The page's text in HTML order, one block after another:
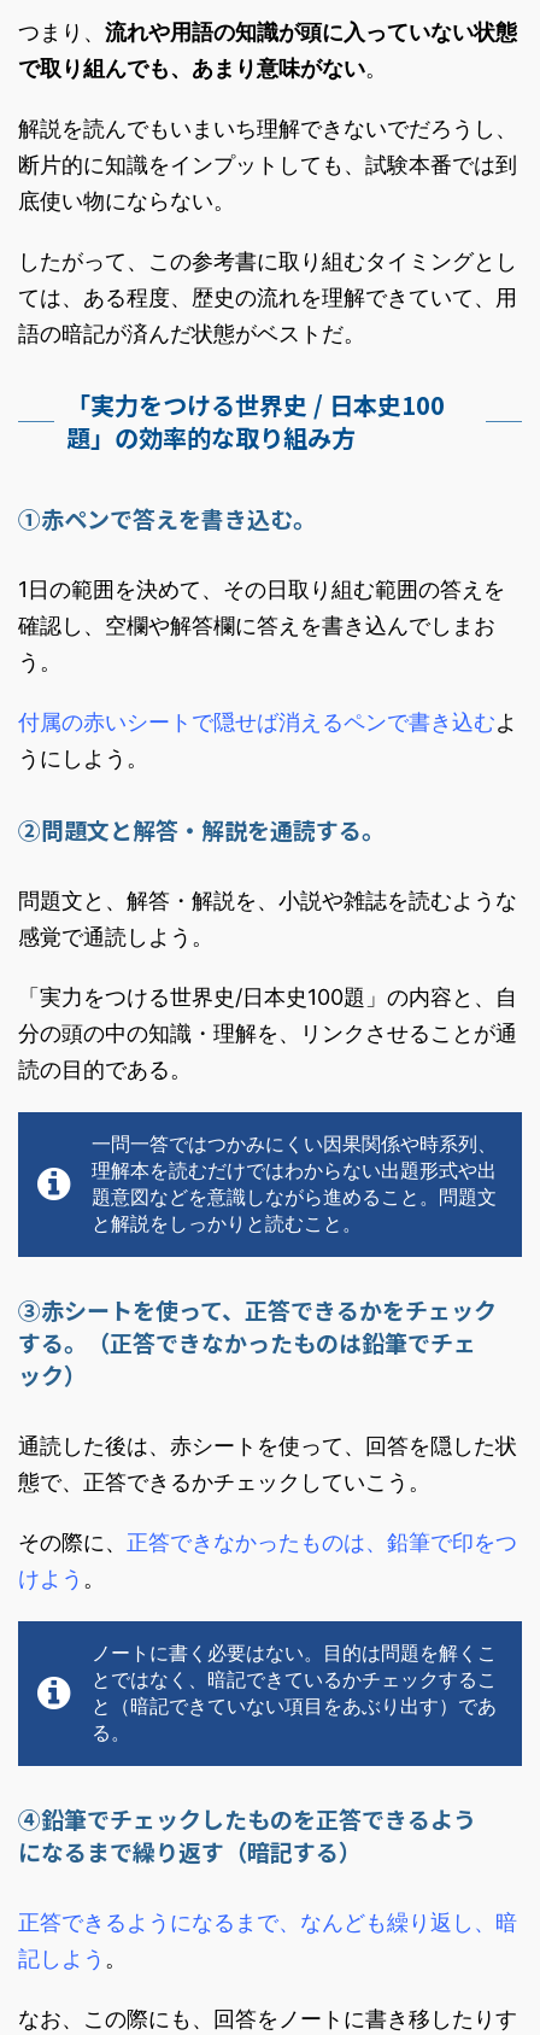
つまり、 流れや用語の知識が頭に入っていない状態
で取り組んでも、あまり意味がない。
解説を読んでもいまいち理解できないでだろうし、
断片的に知識をインプットしても、試験本番では到
底使い物にならない。
したがって、この参考書に取り組むタイミングとし
ては、ある程度、歴史の流れを理解できていて、用
語の暗記が済んだ状態がベストだ。
「実力をつける世界史 / 日本史100
題」の効率的な取り組み方
①赤ペンで答えを書き込む。
1日の範囲を決めて、その日取り組む範囲の答えを
確認し、空欄や解答欄に答えを書き込んでしまお
う。
付属の赤いシートで隠せば消えるペンで書き込むよ
うにしよう。
②問題文と解答・解説を通読する。
問題文と、解答・解説を、小説や雑誌を読むような
感覚で通読しよう。
「実力をつける世界史/日本史100題」の内容と、自
分の頭の中の知識・理解を、リンクさせることが通
読の目的である。
一問一答ではつかみにくい因果関係や時系列、
理解本を読むだけではわからない出題形式や出
題意図などを意識しながら進めること。問題文
と解説をしっかりと読むこと。
③赤シートを使って、正答できるかをチェック
する。（正答できなかったものは鉛筆でチェ
ック）
通読した後は、赤シートを使って、回答を隠した状
態で、正答できるかチェックしていこう。
その際に、 正答できなかったものは、鉛筆で印をつ
けよう 。
ノートに書く必要はない。目的は問題を解くこ
とではなく、暗記できているかチェックするこ
と（暗記できていない項目をあぶり出す）であ
る。
④鉛筆でチェックしたものを正答できるよう
になるまで繰り返す（暗記する）
正答できるようになるまで、なんども繰り返し、暗
記しよう 。
なお、この際にも、回答をノートに書き移したりす